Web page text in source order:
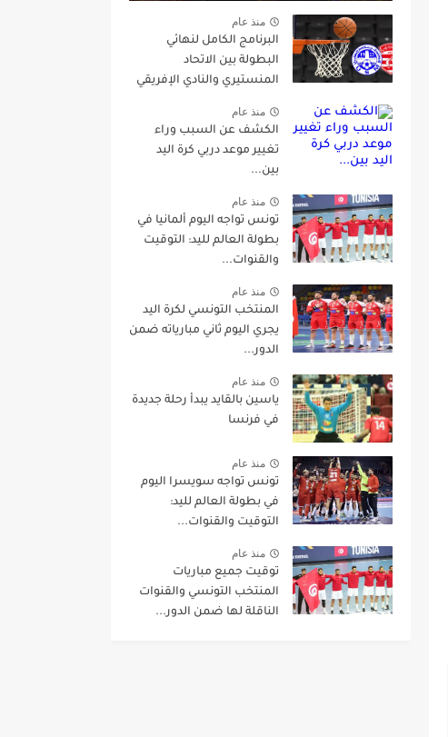
منذ عام
البرنامج الكامل لنهائي
البطولة بين الاتحاد
المنستيري والنادي الإفريقي
منذ عام
الكشف عن السبب وراء
تغيير موعد دربي كرة اليد
بين...
منذ عام
تونس تواجه اليوم ألمانيا في
بطولة العالم لليد: التوقيت
والقنوات...
منذ عام
المنتخب التونسي لكرة اليد
يجري اليوم ثاني مبارياته ضمن
الدور...
منذ عام
ياسين بالقايد يبدأ رحلة جديدة
في فرنسا
منذ عام
تونس تواجه سويسرا اليوم
في بطولة العالم لليد:
التوقيت والقنوات...
منذ عام
توقيت جميع مباريات
المنتخب التونسي والقنوات
الناقلة لها ضمن الدور...